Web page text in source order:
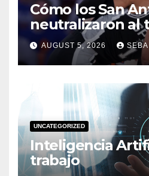
Cómo los San
neutralizaron al
estrellas de los
en las Finales
AUGUST 5, 2026 SEBA
UNCATEGORIZED
Inteligencia
trabajo